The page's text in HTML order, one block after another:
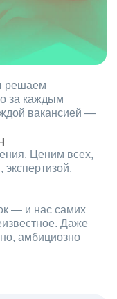
решаем
за каждым
вакансией —
Ценим всех,
экспертизой,
— и нас самих
Даже
амбициозно